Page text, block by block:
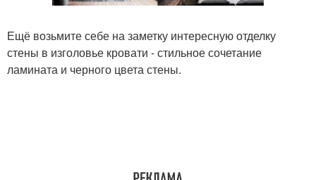
Ещё возьмите себе на заметку интересную отделку
стены в изголовье кровати - стильное сочетание
ламината и черного цвета стены.